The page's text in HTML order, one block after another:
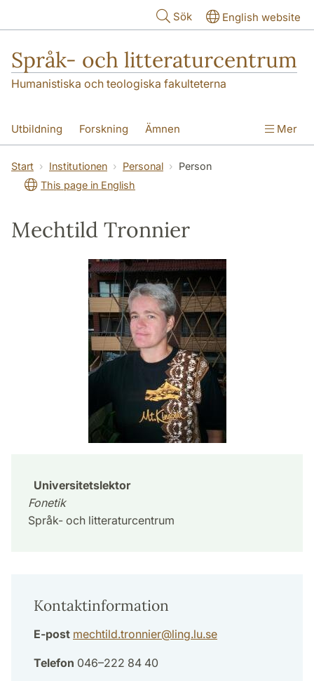
Sök English website
Språk- och litteraturcentrum
Humanistiska och teologiska fakulteterna
Utbildning Forskning Ämnen
SOL-husen Kontakt Institutionen
översättning till svenska
Mer
Start Institutionen Personal
Person
This page in English
Mechtild Tronnier
Universitetslektor
Fonetik
Språk- och litteraturcentrum
Kontaktinformation
E-post mechtild.tronnier@ling.lu.se
Telefon 046–222 84 40